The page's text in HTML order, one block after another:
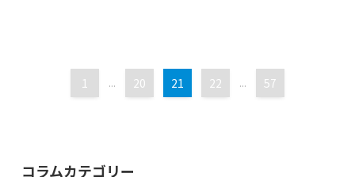
1 ... 20 21 22 ... 57
コラムカテゴリー